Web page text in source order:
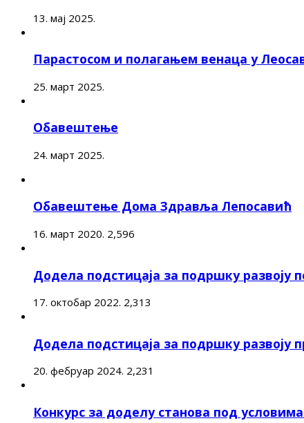
13. мај 2025.
Парастосом и полагањем венаца у
25. март 2025.
Обавештење
24. март 2025.
Обавештење Дома Здравља Лепосавић
16. март 2020. 2,596
Додела подстицаја за подршку развоју
17. октобар 2022. 2,313
Додела подстицаја за подршку развоју
20. фебруар 2024. 2,231
Конкурс за доделу станова под